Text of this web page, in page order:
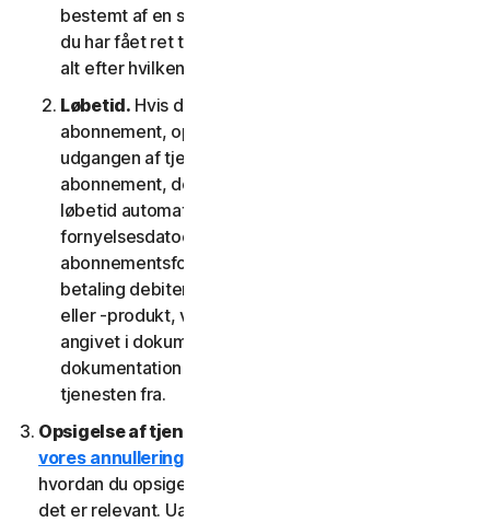
bestemt af en sådan udbyder som gældende, hvis
du har fået ret til at bruge tjenesten fra en udbyder,
alt efter hvilken dato der kommer først.
Løbetid. Hvis du har et tidsbegrænset
abonnement, opsiges din tjeneste automatisk ved
udgangen af tjenestens løbetid. Hvis du har et
abonnement, der fornys automatisk, vil tjenestens
løbetid automatisk blive fornyet på
fornyelsesdatoen, medmindre du annullerer
abonnementsfornyelsen inden den dag, hvor din
betaling debiteres. Hvis du har en engangstjeneste
eller -produkt, vil tjenestens løbetid vare som
angivet i dokumentationen eller den gældende
dokumentation fra den udbyder, som du har fået
tjenesten fra.
Opsigelse af tjenester.
vores annullerings- og refusionspolitik
hvordan du opsiger tjenesten og får en refusion, hvis
det er relevant. Uafhængigt af lovbestemte